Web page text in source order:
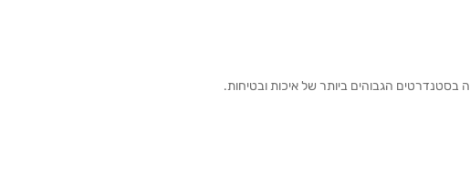
הגבוהים ביותר של איכות ובטיחות.